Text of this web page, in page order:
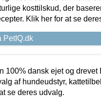
kosttilskud, der
Klik her for at se
PetIQ.dk
100% dansk ejet og
af hundeudstyr,
se deres udvalg.